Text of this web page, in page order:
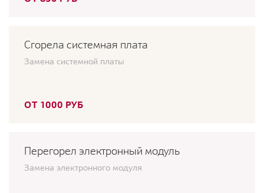
Сгорела системная плата
Замена системной платы
ОТ 1000 РУБ
Перегорел электронный модуль
Замена электронного модуля